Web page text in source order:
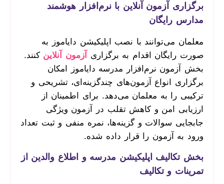
برگزاری آزمون آنلاین با نرم‌افزار هوشمند
مدارس رایگان
معلمان می‌توانند با نصب اپلیکیشن دایاموز به
صورت رایگان اقدام به برگزاری
آزمون آنلاین کنند.
بخش آزمون نرم‌افزار مدرسه دایاموز امکان
برگزاری انواع آزمون‌های چندگزینه‌ای، تشریحی و
ترکیبی را به معلمان می‌دهد. برای اطمینان از
ارزیابی امن و کاهش تقلب در آزمون ویژگی
جابجایی سوالات و گزینه‌ها، نمره منفی و ثبت تعداد
ورود به آزمون را قرار داده شده.
بخش تکالیف اپلیکیشن مدرسه و اطلاع والدین از
تمرینات و تکالیف